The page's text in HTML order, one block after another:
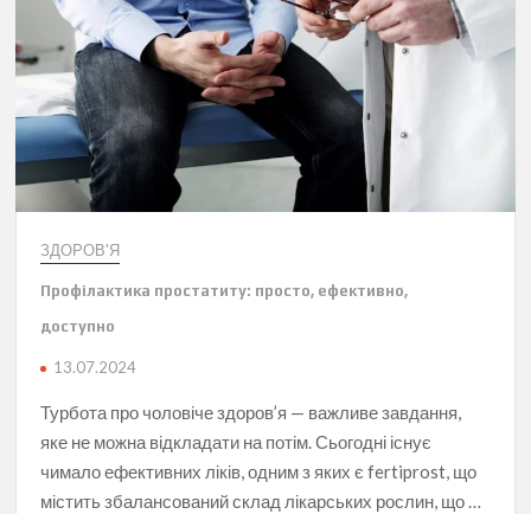
ЗДОРОВ'Я
Профілактика простатиту: просто, ефективно,
доступно
13.07.2024
Турбота про чоловіче здоров’я — важливе завдання,
яке не можна відкладати на потім. Сьогодні існує
чимало ефективних ліків, одним з яких є fertiprost, що
містить збалансований склад лікарських рослин, що …